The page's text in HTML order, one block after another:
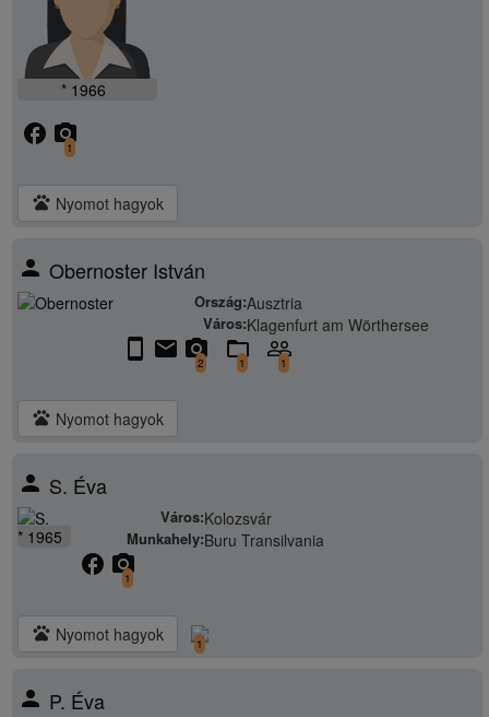
* 1966
facebook camera_alt
1
pets Nyomot hagyok
person Obernoster István
Ország:Ausztria
Város:Klagenfurt am Wörthersee
stay_current_portrait email camera_alt
2
folder_open
1
people_outline
1
pets Nyomot hagyok
person S. Éva
* 1965
Város:Kolozsvár
Munkahely:Buru Transilvania
facebook camera_alt
1
pets Nyomot hagyok 1
person P. Éva